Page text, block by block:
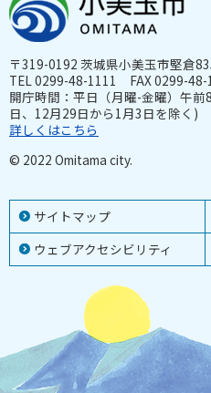
サイトマップ
ウェブアクセシビリティ
〒319-0192 茨城県小美玉市堅倉
TEL 0299-48-1111 FAX 0299-48-
開庁時間：平日（月曜-金曜）午
日、12月29日から1月3日を除く)
詳しくはこちら
© 2022 Omitama city.